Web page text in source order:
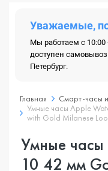
Уважаемые,
Мы работаем с
доступен самовывоз
Петербург.
Главная Смарт-часы
Умные часы Apple
with Gold Milanese
Умные часы
10 42 мм